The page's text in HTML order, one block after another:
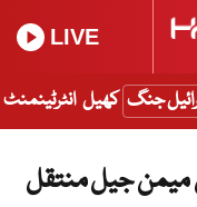
LIVE
جنگ کھیل انٹرٹینمنٹ
جیل منتقل